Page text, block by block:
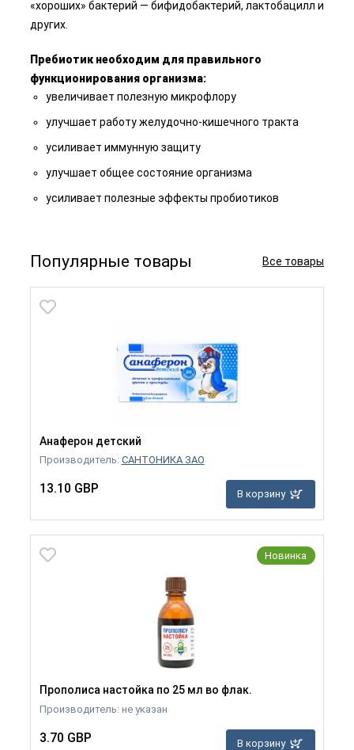
«хороших» бактерий — бифидобактерий, лактобацилл и
других.
Пребиотик необходим для правильного
функционирования организма:
увеличивает полезную микрофлору
улучшает работу желудочно-кишечного тракта
усиливает иммунную защиту
улучшает общее состояние организма
усиливает полезные эффекты пробиотиков
Популярные товары Все товары
Анаферон детский
Производитель: САНТОНИКА ЗАО
13.10 GBP В корзину
Новинка
Прополиса настойка по 25 мл во флак.
Производитель: не указан
3.70 GBP В корзину